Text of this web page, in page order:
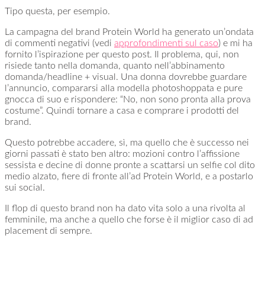
Tipo questa, per esempio.
La campagna del brand Protein World ha generato un’ondata
di commenti negativi (vedi approfondimenti sul caso) e mi ha
fornito l’ispirazione per questo post. Il problema, qui, non
risiede tanto nella domanda, quanto nell’abbinamento
domanda/headline + visual. Una donna dovrebbe guardare
l’annuncio, compararsi alla modella photoshoppata e pure
gnocca di suo e rispondere: “No, non sono pronta alla prova
costume”. Quindi tornare a casa e comprare i prodotti del
brand.
Questo potrebbe accadere, sì, ma quello che è successo nei
giorni passati è stato ben altro: mozioni contro l’affissione
sessista e decine di donne pronte a scattarsi un selfie col dito
medio alzato, fiere di fronte all’ad Protein World, e a postarlo
sui social.
Il flop di questo brand non ha dato vita solo a una rivolta al
femminile, ma anche a quello che forse è il miglior caso di ad
placement di sempre.